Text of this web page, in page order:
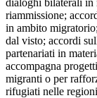
riammissione;
in ambito
dal visto; accordi
partenariati in
accompagna
migranti o per
rifugiati nelle